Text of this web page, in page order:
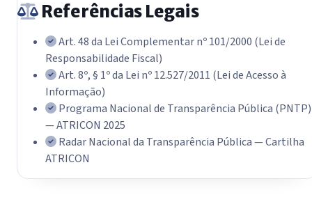
Referências Legais
Art. 48 da Lei Complementar nº 101/2000 (Lei de
Responsabilidade Fiscal)
Art. 8º, § 1º da Lei nº 12.527/2011 (Lei de Acesso à
Informação)
Programa Nacional de Transparência Pública (PNTP)
— ATRICON 2025
Radar Nacional da Transparência Pública — Cartilha
ATRICON